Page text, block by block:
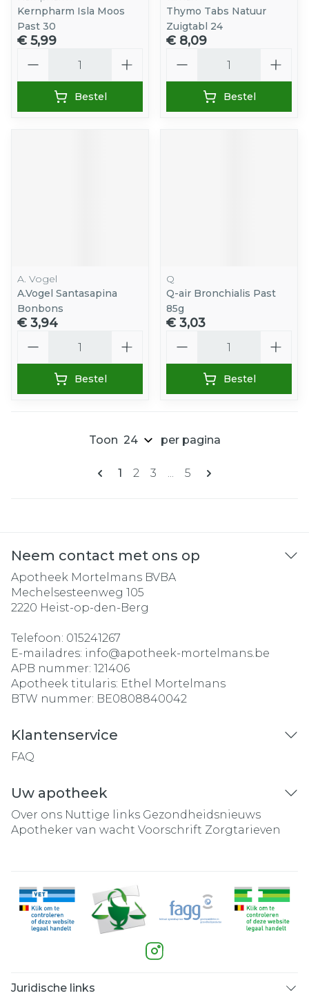
Kernpharm Isla Moos
Past 30
€ 5,99
Bestel
Thymo Tabs Natuur
Zuigtabl 24
€ 8,09
Bestel
A. Vogel
A.Vogel Santasapina
Bonbons
€ 3,94
Bestel
Q
Q-air Bronchialis Past
85g
€ 3,03
Bestel
Pagina's
U lees momenteel pagina
1 Pagina
2 Pagina
3 ... Pagina
5
Toon per pagina
Neem contact met ons op
Apotheek Mortelmans BVBA
Mechelsesteenweg 105
2220 Heist-op-den-Berg
Telefoon: 015241267
E-mailadres: info@apotheek-mortelmans.be
APB nummer: 121406
Apotheek titularis: Ethel Mortelmans
BTW nummer: BE0808840042
Klantenservice
FAQ
Uw apotheek
Over ons Nuttige links Gezondheidsnieuws
Apotheker van wacht Voorschrift Zorgtarieven
Juridische links